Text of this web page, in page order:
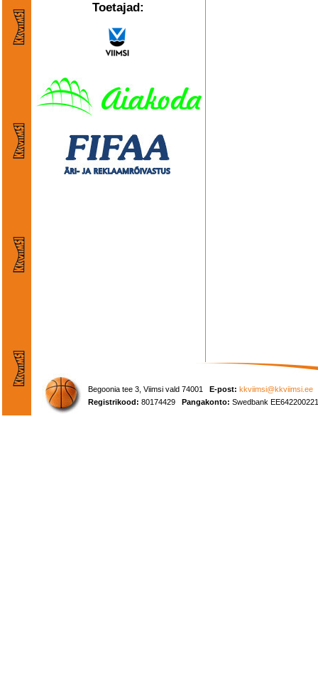
Toetajad:
Begoonia tee 3, Viimsi vald 74001 E-post: kkviimsi@kkviimsi.ee
Registrikood: 80174429 Pangakonto: Swedbank